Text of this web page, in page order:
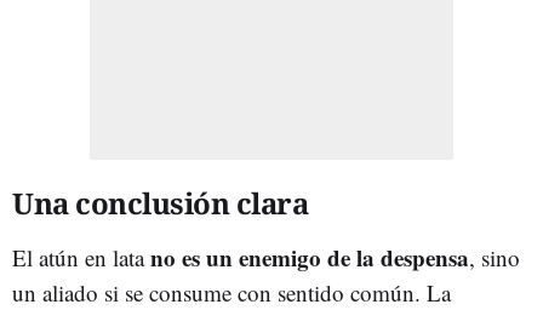
Una conclusión clara
El atún en latano es un enemigo de la despensa, sino
un aliado si se consume con sentido común. La